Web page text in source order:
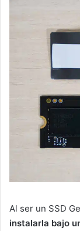
Al ser un SSD
instalarla bajo